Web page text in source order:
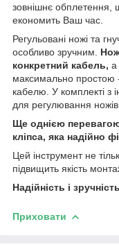
зовнішнє обплетення,
економить Ваш час.
Регульовані ножі та
особливо зручним.
конкретний кабель, а
максимально простою
кабелю. У комплекті з
для регулювання ножів.
Ще однією
кліпса, яка надійно
Цей інструмент не
підвищить якість
Надійність і
Приховати